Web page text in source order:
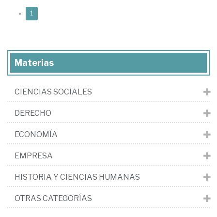
« 1
Materias
CIENCIAS SOCIALES
DERECHO
ECONOMÍA
EMPRESA
HISTORIA Y CIENCIAS HUMANAS
OTRAS CATEGORÍAS